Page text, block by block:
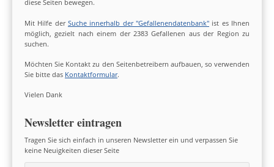
diese Seiten bewegen.
Mit Hilfe der Suche innerhalb der "Gefallenendatenbank" ist es Ihnen
möglich, gezielt nach einem der 2383 Gefallenen aus der Region zu
suchen.
Möchten Sie Kontakt zu den Seitenbetreibern aufbauen, so verwenden
Sie bitte das Kontaktformular.
Vielen Dank
Newsletter eintragen
Tragen Sie sich einfach in unseren Newsletter ein und verpassen Sie
keine Neuigkeiten dieser Seite